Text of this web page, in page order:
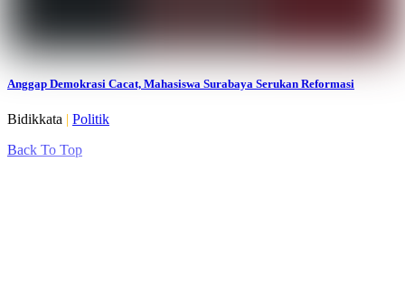
Anggap Demokrasi Cacat, Mahasiswa Surabaya Serukan Reformasi
Bidikkata | Politik
Back To Top